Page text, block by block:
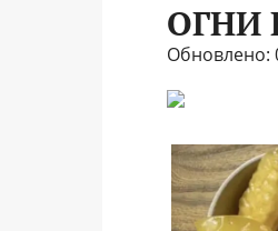
ОГНИ
Обновлено: